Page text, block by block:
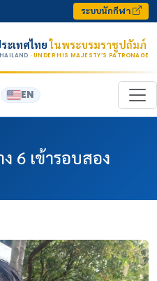
ระบบนักกีฬา
ะเทศไทยในพระบรมราชูปถัมภ์
· UNDER HIS MAJESTY’S PATRONAGE
EN
6 เข้ารอบสอง